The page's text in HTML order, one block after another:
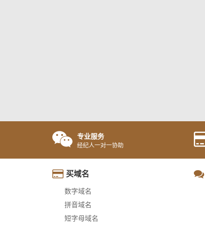
专业服务
经纪人一对一协助
买域名
数字域名
拼音域名
短字母域名